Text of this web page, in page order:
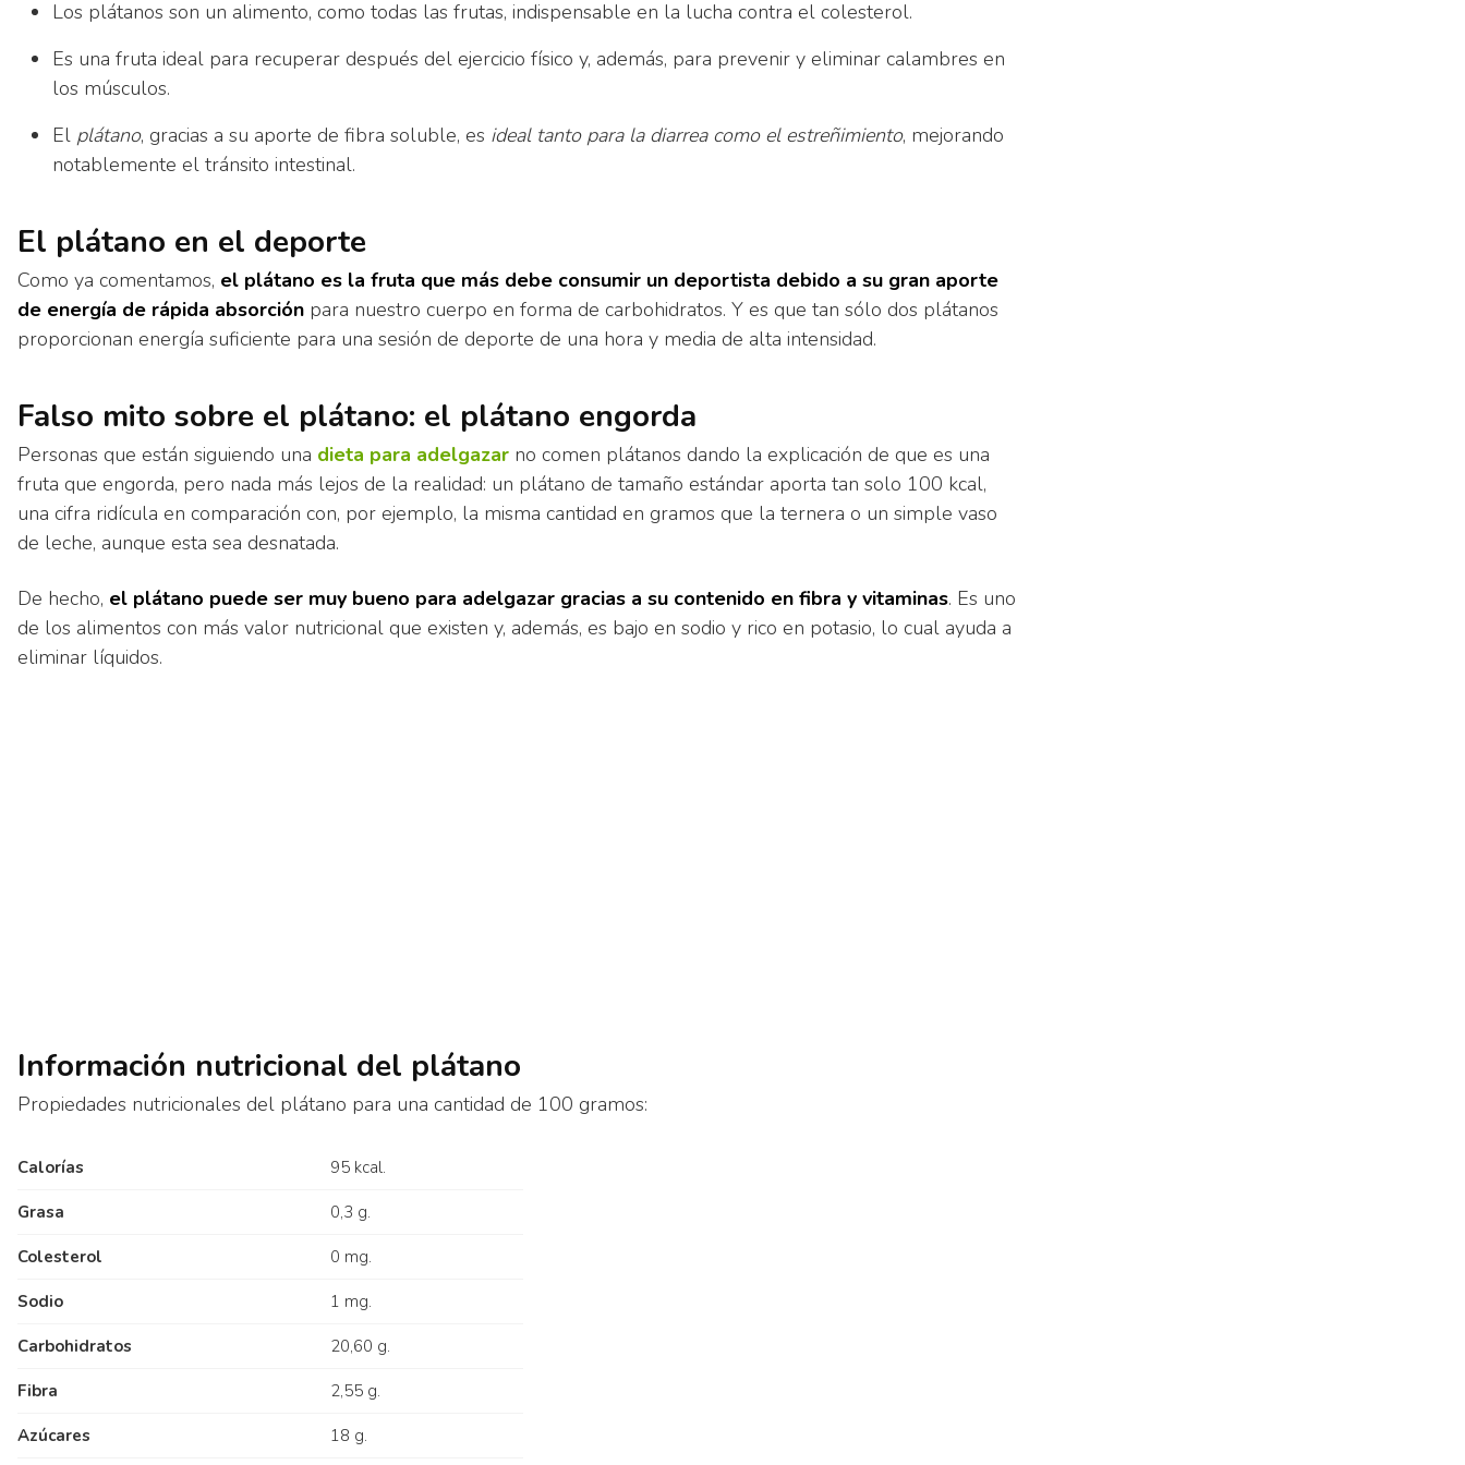
Los plátanos son un alimento, como todas las frutas, indispensable en la lucha contra el colesterol.
Es una fruta ideal para recuperar después del ejercicio físico y, además, para prevenir y eliminar calambres en
los músculos.
El plátano, gracias a su aporte de fibra soluble, es ideal tanto para la diarrea como el estreñimiento, mejorando
notablemente el tránsito intestinal.
El plátano en el deporte
Como ya comentamos, el plátano es la fruta que más debe consumir un deportista debido a su gran aporte
de energía de rápida absorción para nuestro cuerpo en forma de carbohidratos. Y es que tan sólo dos plátanos
proporcionan energía suficiente para una sesión de deporte de una hora y media de alta intensidad.
Falso mito sobre el plátano: el plátano engorda
Personas que están siguiendo una dieta para adelgazar no comen plátanos dando la explicación de que es una
fruta que engorda, pero nada más lejos de la realidad: un plátano de tamaño estándar aporta tan solo 100 kcal,
una cifra ridícula en comparación con, por ejemplo, la misma cantidad en gramos que la ternera o un simple vaso
de leche, aunque esta sea desnatada.
De hecho, el plátano puede ser muy bueno para adelgazar gracias a su contenido en fibra y vitaminas. Es uno
de los alimentos con más valor nutricional que existen y, además, es bajo en sodio y rico en potasio, lo cual ayuda a
eliminar líquidos.
Información nutricional del plátano
Propiedades nutricionales del plátano para una cantidad de 100 gramos:
Calorías 95 kcal.
Grasa 0,3 g.
Colesterol 0 mg.
Sodio 1 mg.
Carbohidratos 20,60 g.
Fibra 2,55 g.
Azúcares 18 g.